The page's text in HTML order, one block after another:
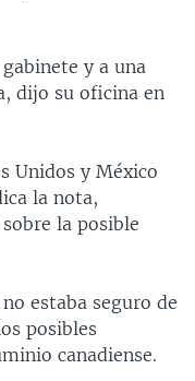
y a una
dijo su oficina en
Unidos y México
la nota,
la posible
estaba seguro de
posibles
canadiense.